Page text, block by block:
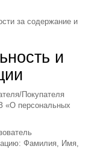
за содержание и
и
Покупателя
«О персональных
Фамилия, Имя,